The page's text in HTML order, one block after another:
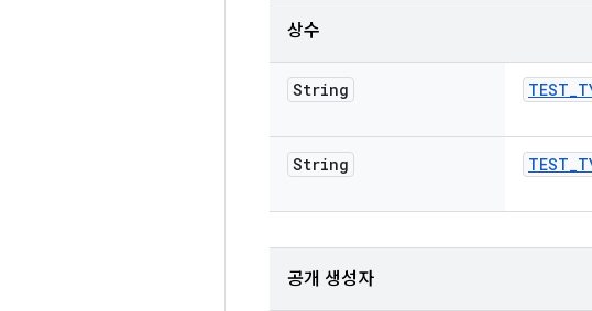
상수
String TEST_
String TEST_
공개 생성자